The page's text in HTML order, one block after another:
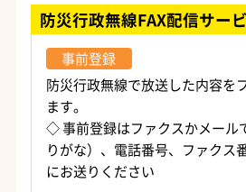
防災行政無線FAX配信サー
事前登録
防災行政無線で放送した内容を
ます。
◇ 事前登録はファクスかメールで「住所、氏名（ふ
りがな）、電話番号、ファクス
にお送りください